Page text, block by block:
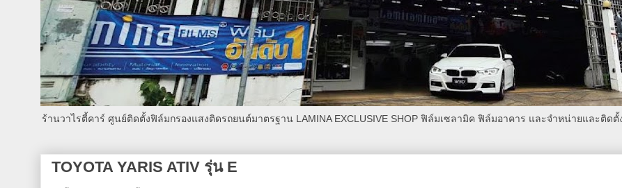
ร้านวาไรตี้คาร์ ศูนย์ติดตั้งฟิล์มกรองแสงติดรถยนต์มาตรฐาน LAMINA EXCLUSIVE SHOP ฟิล์มเซลามิค ฟิล์มอาคาร และจำหน่ายและติด
TOYOTA YARIS ATIV รุ่น E